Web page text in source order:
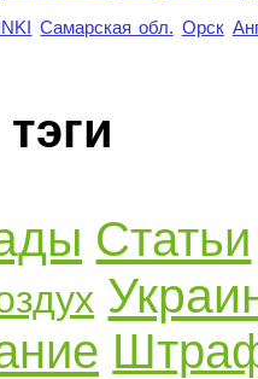
Самарская обл. Орск
Статьи